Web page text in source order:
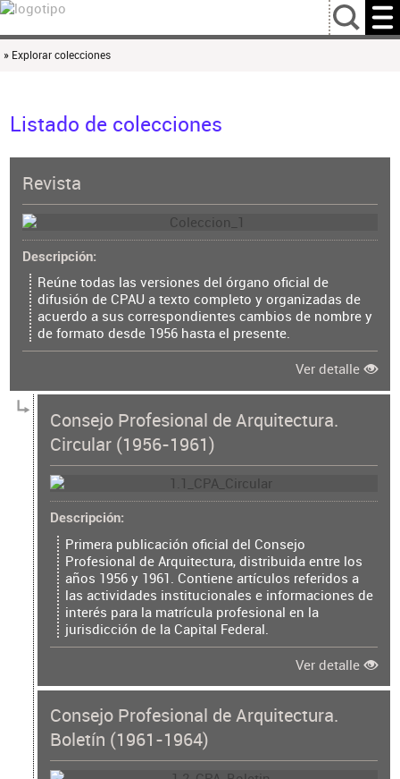
…
» Explorar colecciones
Listado de colecciones
Revista
Descripción
Reúne todas las versiones del órgano oficial de
difusión de CPAU a texto completo y organizadas de
acuerdo a sus correspondientes cambios de nombre y
de formato desde 1956 hasta el presente.
Ver detalle
Consejo Profesional de Arquitectura.
Circular (1956-1961)
Descripción
Primera publicación oficial del Consejo
Profesional de Arquitectura, distribuida entre los
años 1956 y 1961. Contiene artículos referidos a
las actividades institucionales e informaciones de
interés para la matrícula profesional en la
jurisdicción de la Capital Federal.
Ver detalle
Consejo Profesional de Arquitectura.
Boletín (1961-1964)